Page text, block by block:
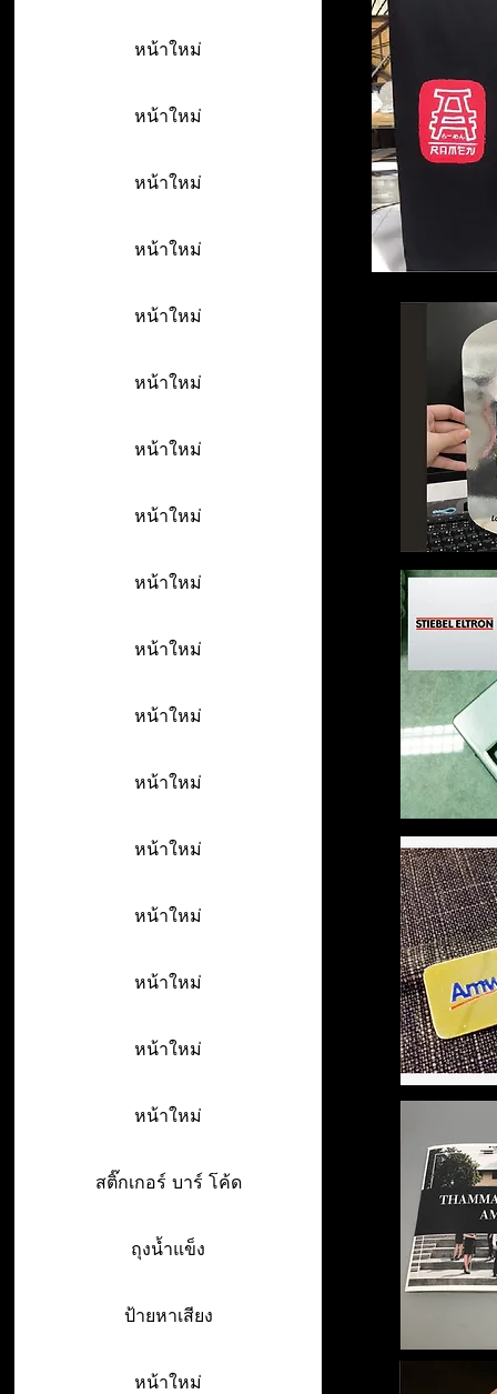
หน้าใหม่
หน้าใหม่
หน้าใหม่
หน้าใหม่
หน้าใหม่
หน้าใหม่
หน้าใหม่
หน้าใหม่
หน้าใหม่
หน้าใหม่
หน้าใหม่
หน้าใหม่
หน้าใหม่
หน้าใหม่
หน้าใหม่
หน้าใหม่
หน้าใหม่
สติ๊กเกอร์ บาร์ โค้ด
ถุงน้ำแข็ง
ป้ายหาเสียง
หน้าใหม่